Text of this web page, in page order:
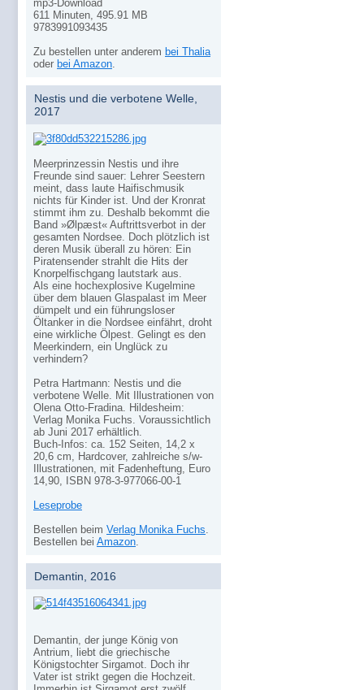
mp3-Download
611 Minuten, 495.91 MB
9783991093435
Zu bestellen unter anderem bei Thalia
oder bei Amazon.
Nestis und die verbotene Welle,
2017
Meerprinzessin Nestis und ihre
Freunde sind sauer: Lehrer Seestern
meint, dass laute Haifischmusik
nichts für Kinder ist. Und der Kronrat
stimmt ihm zu. Deshalb bekommt die
Band »Ølpæst« Auftrittsverbot in der
gesamten Nordsee. Doch plötzlich ist
deren Musik überall zu hören: Ein
Piratensender strahlt die Hits der
Knorpelfischgang lautstark aus.
Als eine hochexplosive Kugelmine
über dem blauen Glaspalast im Meer
dümpelt und ein führungsloser
Öltanker in die Nordsee einfährt, droht
eine wirkliche Ölpest. Gelingt es den
Meerkindern, ein Unglück zu
verhindern?
Petra Hartmann: Nestis und die
verbotene Welle. Mit Illustrationen von
Olena Otto-Fradina. Hildesheim:
Verlag Monika Fuchs. Voraussichtlich
ab Juni 2017 erhältlich.
Buch-Infos: ca. 152 Seiten, 14,2 x
20,6 cm, Hardcover, zahlreiche s/w-
Illustrationen, mit Fadenheftung, Euro
14,90, ISBN 978-3-977066-00-1
Leseprobe
Bestellen beim Verlag Monika Fuchs
Bestellen bei Amazon
Demantin, 2016
Demantin, der junge König von
Antrium, liebt die griechische
Königstochter Sirgamot. Doch ihr
Vater ist strikt gegen die Hochzeit.